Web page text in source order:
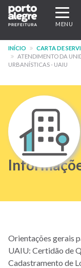
Pular
para
conteúdo
principal
MENU
INÍCIO
CARTA DE
ATENDIMENTO DA
URBANÍSTICAS - UAIU
Orientações gerais
UAIU: Certidão de
Cadastramento de